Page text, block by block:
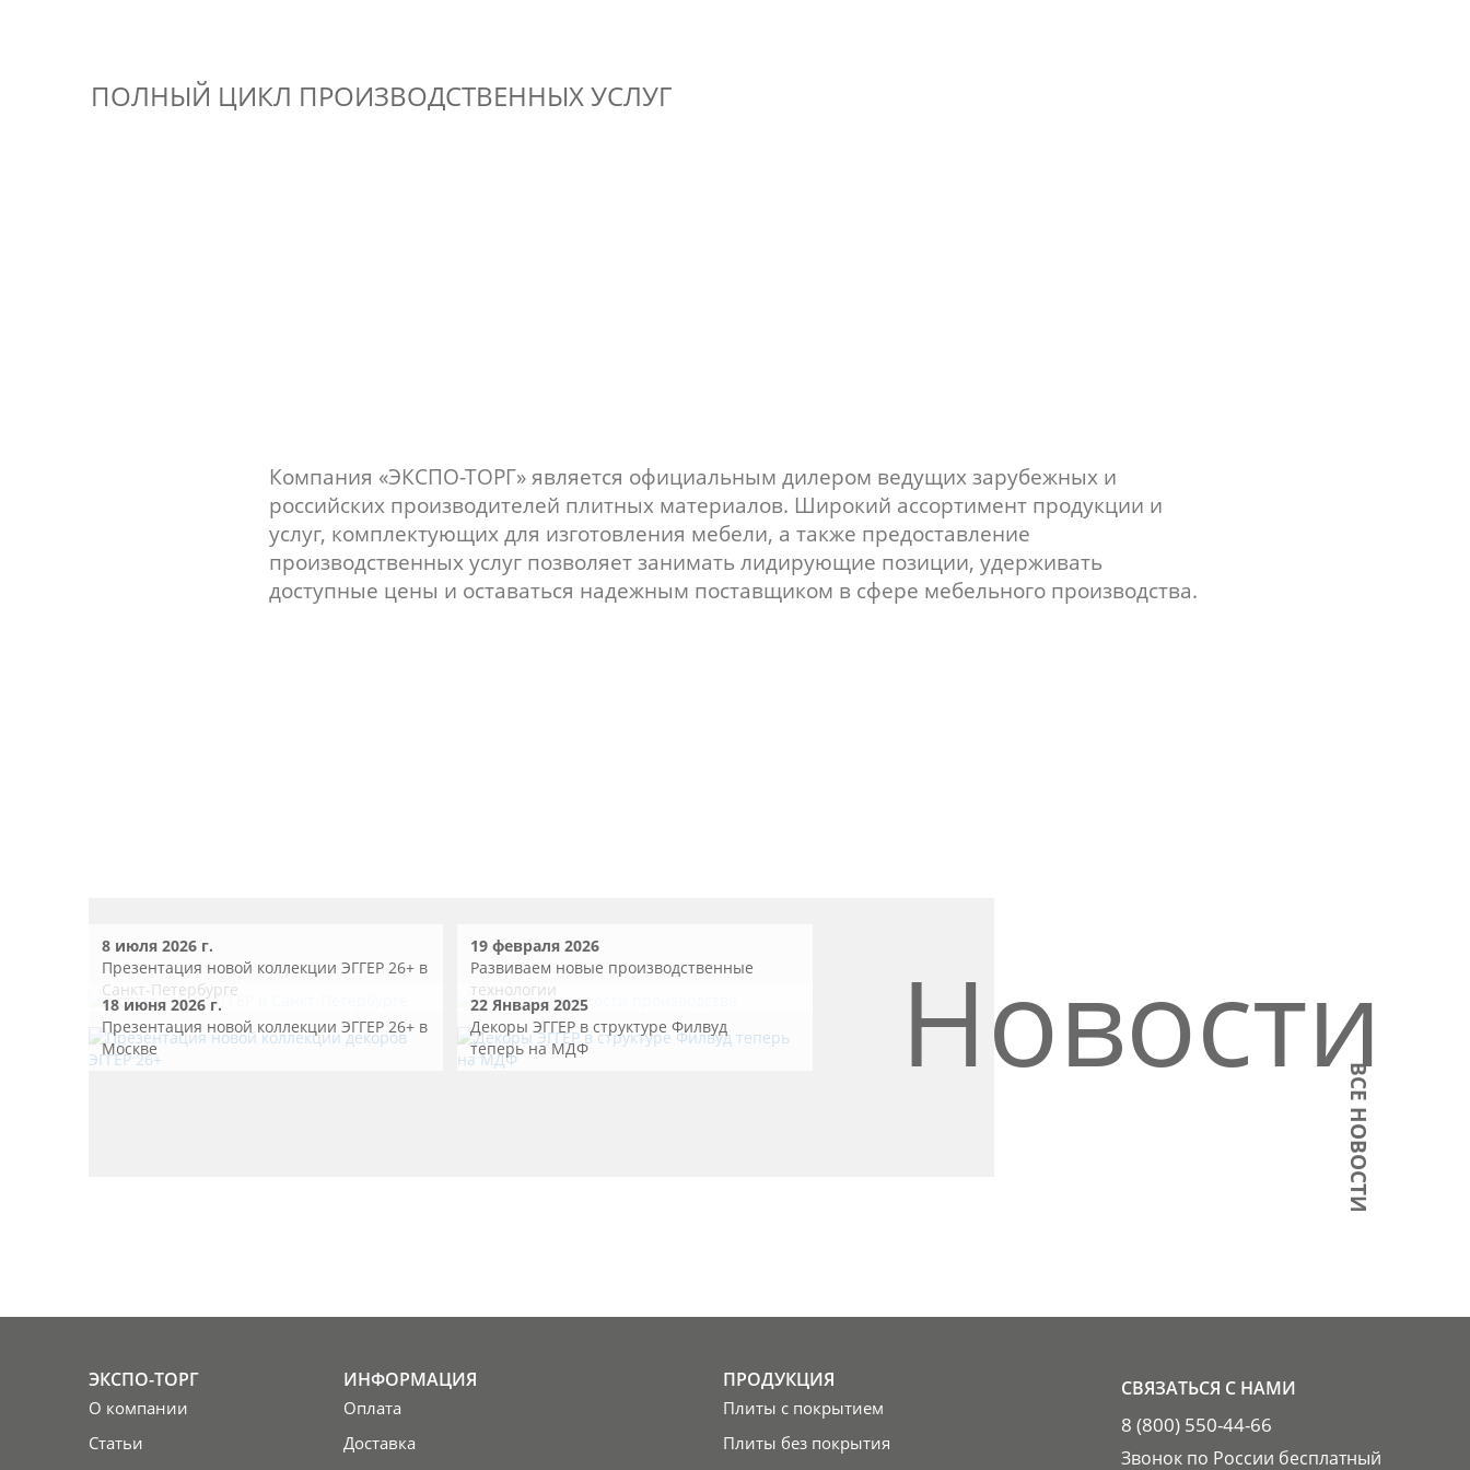
ПОЛНЫЙ ЦИКЛ ПРОИЗВОДСТВЕННЫХ УСЛУГ
Компания «ЭКСПО-ТОРГ» является официальным дилером ведущих зарубежных и
российских производителей плитных материалов. Широкий ассортимент продукции и
услуг, комплектующих для изготовления мебели, а также предоставление
производственных услуг позволяет занимать лидирующие позиции, удерживать
доступные цены и оставаться надежным поставщиком в сфере мебельного производства.
ВСЕ НОВОСТИ
8 июля 2026 г.
Презентация новой коллекции ЭГГЕР 26+ в
Санкт-Петербурге
19 февраля 2026
Развиваем новые производственные
технологии
18 июня 2026 г.
Презентация новой коллекции ЭГГЕР 26+ в
Москве
22 Января 2025
Декоры ЭГГЕР в структуре Филвуд
теперь на МДФ
Новости
ЭКСПО-ТОРГ
О компании
Статьи
ИНФОРМАЦИЯ
Оплата
Доставка
ПРОДУКЦИЯ
Плиты с покрытием
Плиты без покрытия
СВЯЗАТЬСЯ С НАМИ
8 (800) 550-44-66
Звонок по России бесплатный